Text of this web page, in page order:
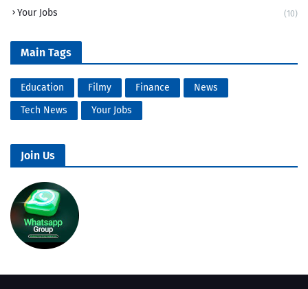
Your Jobs (10)
Main Tags
Education Filmy Finance
News
Tech News
Your Jobs
Join Us